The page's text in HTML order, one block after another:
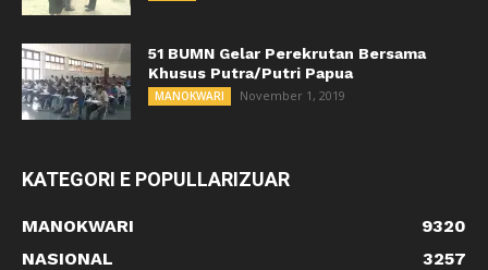
51 BUMN Gelar Perekrutan Bersama
Khusus Putra/Putri Papua
MANOKWARI November 1, 2019
KATEGORI E POPULLARIZUAR
MANOKWARI
9320
NASIONAL
3257